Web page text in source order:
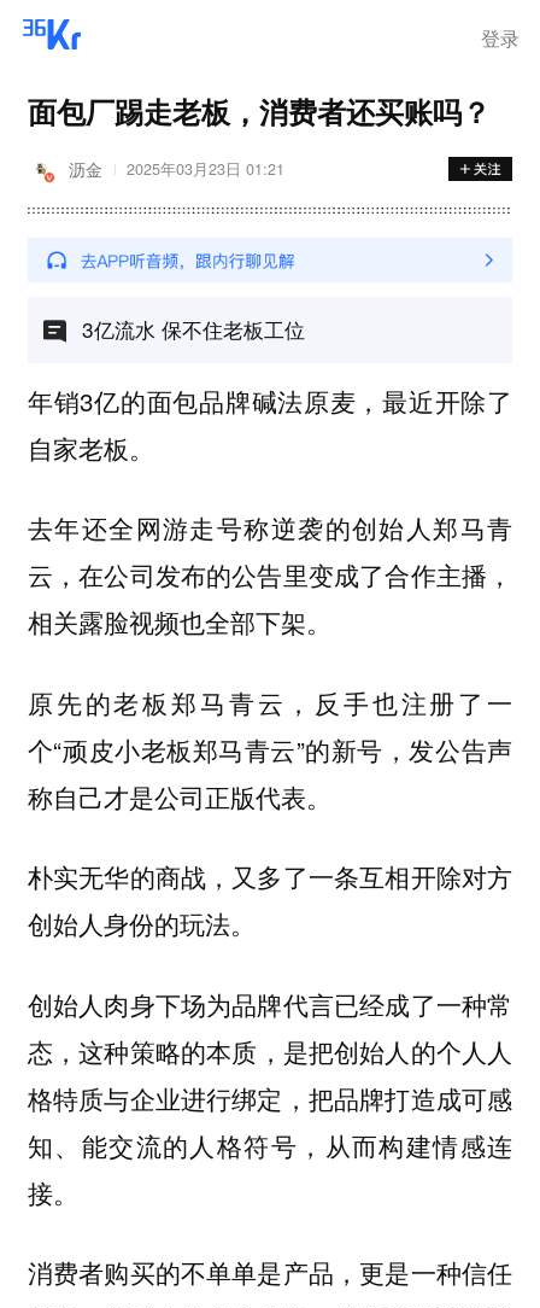
登录
面包厂踢走老板，消费者还买账吗？
沥金 2025年03月23日 01:21
3亿流水 保不住老板工位
年销3亿的面包品牌碱法原麦，最近开除了
自家老板。
去年还全网游走号称逆袭的创始人郑马青
云，在公司发布的公告里变成了合作主播，
相关露脸视频也全部下架。
原先的老板郑马青云，反手也注册了一
个“顽皮小老板郑马青云”的新号，发公告声
称自己才是公司正版代表。
朴实无华的商战，又多了一条互相开除对方
创始人身份的玩法。
创始人肉身下场为品牌代言已经成了一种常
态，这种策略的本质，是把创始人的个人人
格特质与企业进行绑定 ，把品牌打造成可感
知、能交流的人格符号，从而构建情感连
接。
消费者购买的不单单是产品，更是一种信任